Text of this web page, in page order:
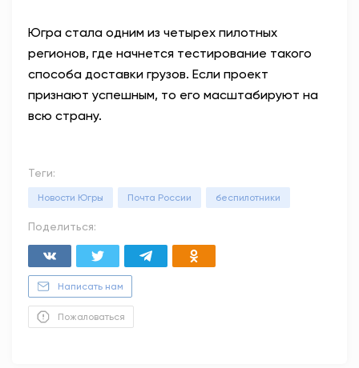
Югра стала одним из четырех пилотных
регионов, где начнется тестирование такого
способа доставки грузов. Если проект
признают успешным, то его масштабируют на
всю страну.
Теги:
Новости Югры Почта России беспилотники
Поделиться:
Написать нам
Пожаловаться